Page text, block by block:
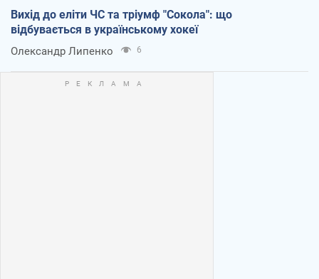
Вихід до еліти ЧС та тріумф "Сокола": що
відбувається в українському хокеї
Олександр Липенко 6